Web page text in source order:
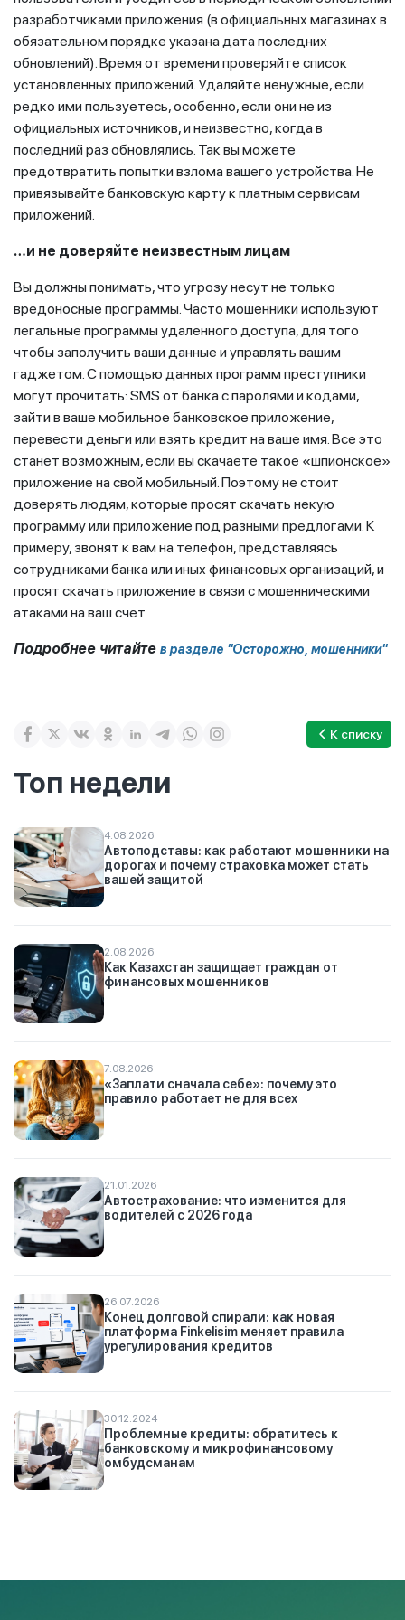
разработчиками приложения (в официальных магазинах в
обязательном порядке указана дата последних
обновлений). Время от времени проверяйте список
установленных приложений. Удаляйте ненужные, если
редко ими пользуетесь, особенно, если они не из
официальных источников, и неизвестно, когда в
последний раз обновлялись. Так вы можете
предотвратить попытки взлома вашего устройства. Не
привязывайте банковскую карту к платным сервисам
приложений.
…и не доверяйте неизвестным лицам
Вы должны понимать, что угрозу несут не только
вредоносные программы. Часто мошенники используют
легальные программы удаленного доступа, для того
чтобы заполучить ваши данные и управлять вашим
гаджетом. С помощью данных программ преступники
могут прочитать: SMS от банка с паролями и кодами,
зайти в ваше мобильное банковское приложение,
перевести деньги или взять кредит на ваше имя. Все это
станет возможным, если вы скачаете такое «шпионское»
приложение на свой мобильный. Поэтому не стоит
доверять людям, которые просят скачать некую
программу или приложение под разными предлогами. К
примеру, звонят к вам на телефон, представляясь
сотрудниками банка или иных финансовых организаций, и
просят скачать приложение в связи с мошенническими
атаками на ваш счет.
Подробнее читайте в разделе "Осторожно, мошенники"
К списку
Топ недели
4.08.2026
Автоподставы: как работают мошенники на
дорогах и почему страховка может стать
вашей защитой
2.08.2026
Как Казахстан защищает граждан от
финансовых мошенников
7.08.2026
«Заплати сначала себе»: почему это
правило работает не для всех
21.01.2026
Автострахование: что изменится для
водителей с 2026 года
26.07.2026
Конец долговой спирали: как новая
платформа Finkelisim меняет правила
урегулирования кредитов
30.12.2024
Проблемные кредиты: обратитесь к
банковскому и микрофинансовому
омбудсманам